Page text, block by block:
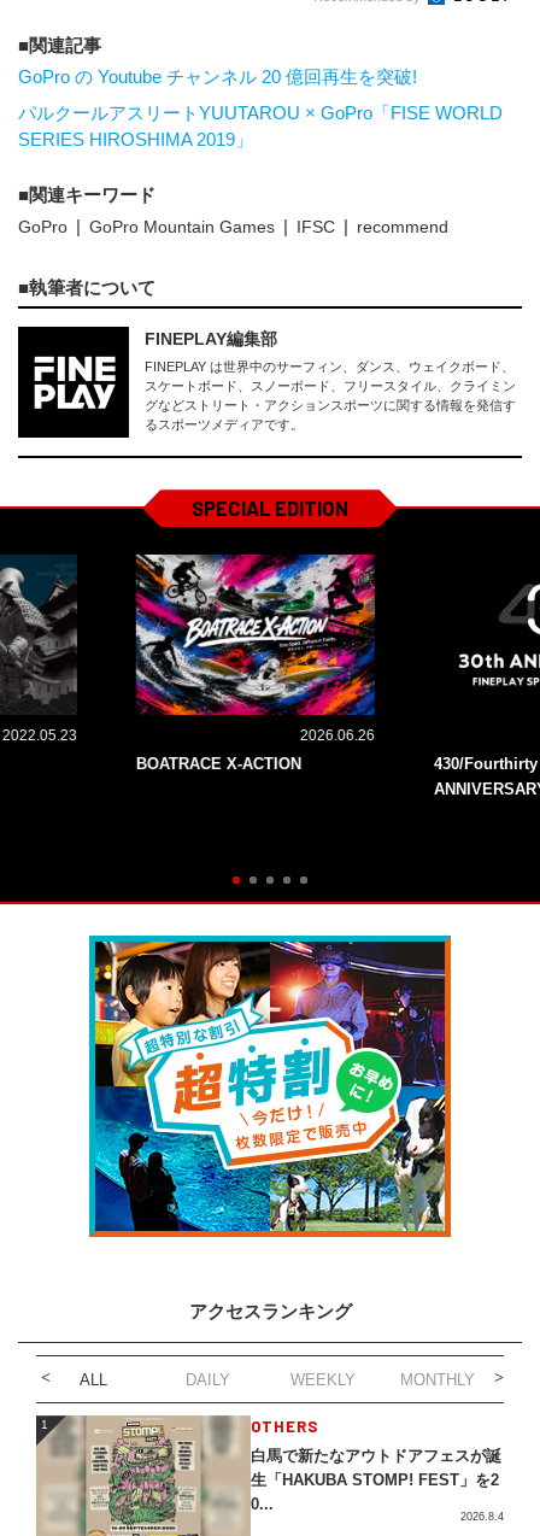
関連記事
GoPro の Youtube チャンネル 20 億回再生を突破!
パルクールアスリートYUUTAROU × GoPro「FISE WORLD
SERIES HIROSHIMA 2019」
関連キーワード
GoPro GoPro Mountain Games IFSC recommend
執筆者について
FINEPLAY編集部
FINEPLAY は世界中のサーフィン、ダンス、ウェイクボード、
スケートボード、スノーボード、フリースタイル、クライミン
グなどストリート・アクションスポーツに関する情報を発信す
るスポーツメディアです。
SPECIAL EDITION
2022.05.23 2026.06.26
BOATRACE X-ACTION
430/
アクセスランキング
ALL DAILY WEEKLY MONTHLY
1 OTHERS
白馬で新たなアウトドアフェスが誕
生「HAKUBA STOMP! FEST」を2
0...
2026.8.4